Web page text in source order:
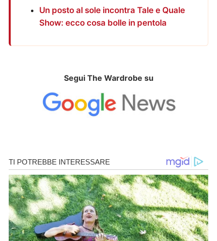
Un posto al sole incontra Tale e Quale
Show: ecco cosa bolle in pentola
Segui The Wardrobe su